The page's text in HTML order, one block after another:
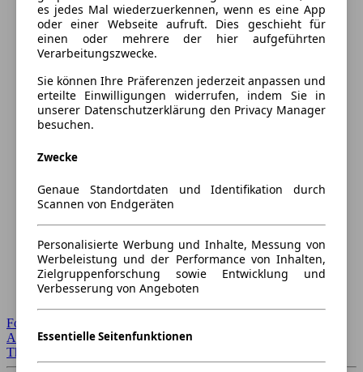
Forum Startseite
Alle Auto-Foren
Themen-Forum
es jedes Mal wiederzuerkennen, wenn es eine App
oder einer Webseite aufruft. Dies geschieht für
einen oder mehrere der hier aufgeführten
Verarbeitungszwecke.
Sie können Ihre Präferenzen jederzeit anpassen und
erteilte Einwilligungen widerrufen, indem Sie in
unserer Datenschutzerklärung den Privacy Manager
besuchen.
Zwecke
Genaue Standortdaten und Identifikation durch
Scannen von Endgeräten
Personalisierte Werbung und Inhalte, Messung von
Werbeleistung und der Performance von Inhalten,
Zielgruppenforschung sowie Entwicklung und
Verbesserung von Angeboten
Essentielle Seitenfunktionen